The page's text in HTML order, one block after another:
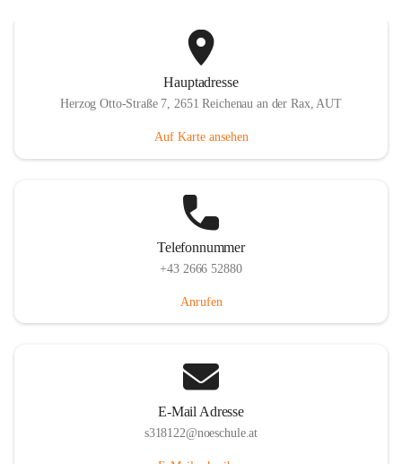
Hauptadresse
Herzog Otto-Straße 7, 2651 Reichenau an der Rax, AUT
Auf Karte ansehen
Telefonnummer
+43 2666 52880
Anrufen
E-Mail Adresse
s318122@noeschule.at